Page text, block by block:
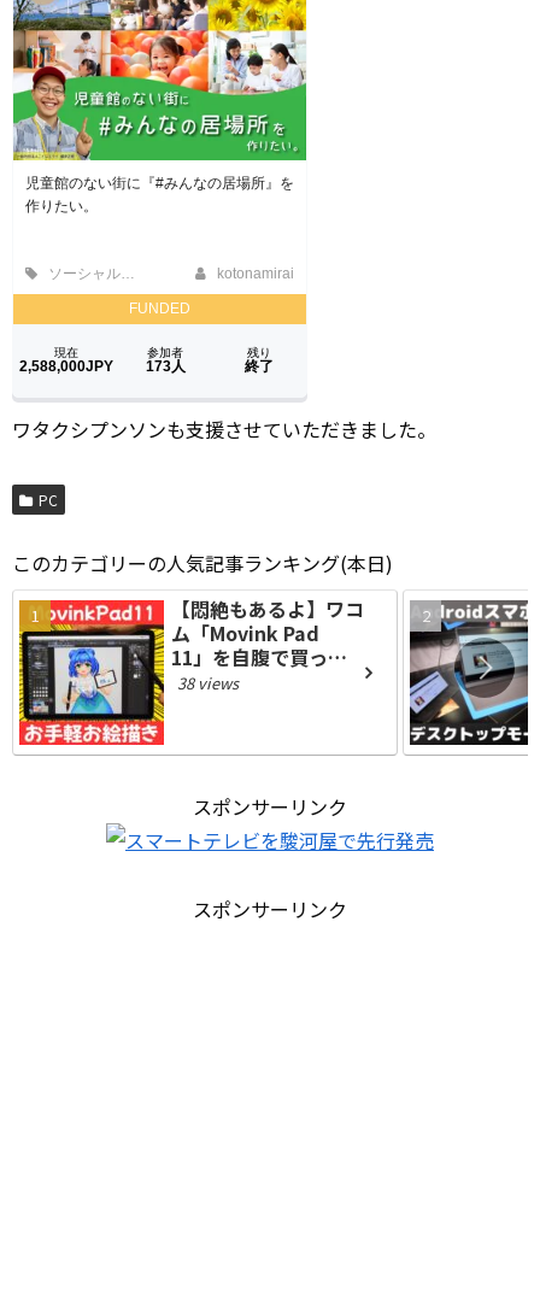
ワタクシプンソンも支援させていただきました。
PC
このカテゴリーの人気記事ランキング(本日)
【悶絶もあるよ】ワコ
ム「Movink Pad
11」を自腹で買った
のでレビュー【発狂】
38 views
スポンサーリンク
スポンサーリンク